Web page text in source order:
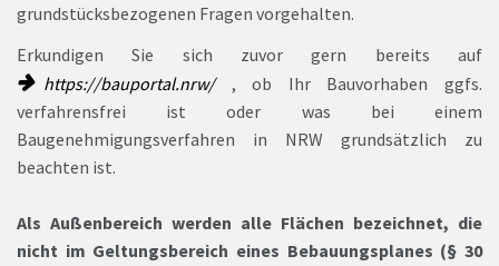
grundstücksbezogenen Fragen vorgehalten.
Erkundigen Sie sich zuvor gern bereits auf
https://bauportal.nrw/, ob Ihr Bauvorhaben ggfs.
verfahrensfrei ist oder was bei einem
Baugenehmigungsverfahren in NRW grundsätzlich zu
beachten ist.
Als Außenbereich werden alle Flächen bezeichnet, die
nicht im Geltungsbereich eines Bebauungsplanes (§ 30